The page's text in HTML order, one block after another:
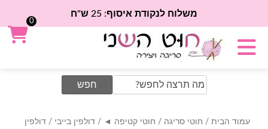
משלוח לנקודת איסוף: 25 ש"ח
Search
for:
עמוד הבית / חוטי סריגה / חוטי קטיפה ◄ / דולפין בייבי / דולפין
0